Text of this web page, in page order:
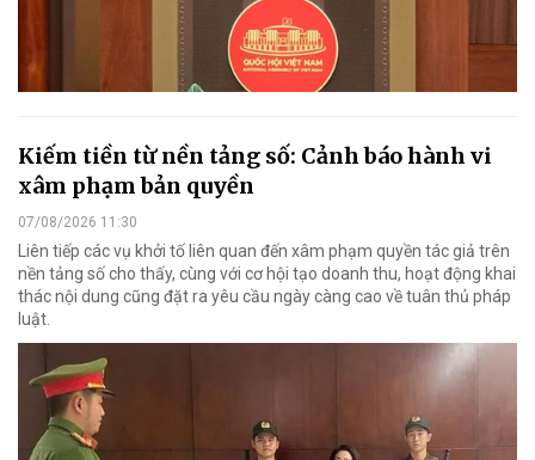
Kiếm tiền từ nền tảng số: Cảnh báo hành vi
xâm phạm bản quyền
07/08/2026 11:30
Liên tiếp các vụ khởi tố liên quan đến xâm phạm quyền tác giả trên
nền tảng số cho thấy, cùng với cơ hội tạo doanh thu, hoạt động khai
thác nội dung cũng đặt ra yêu cầu ngày càng cao về tuân thủ pháp
luật.